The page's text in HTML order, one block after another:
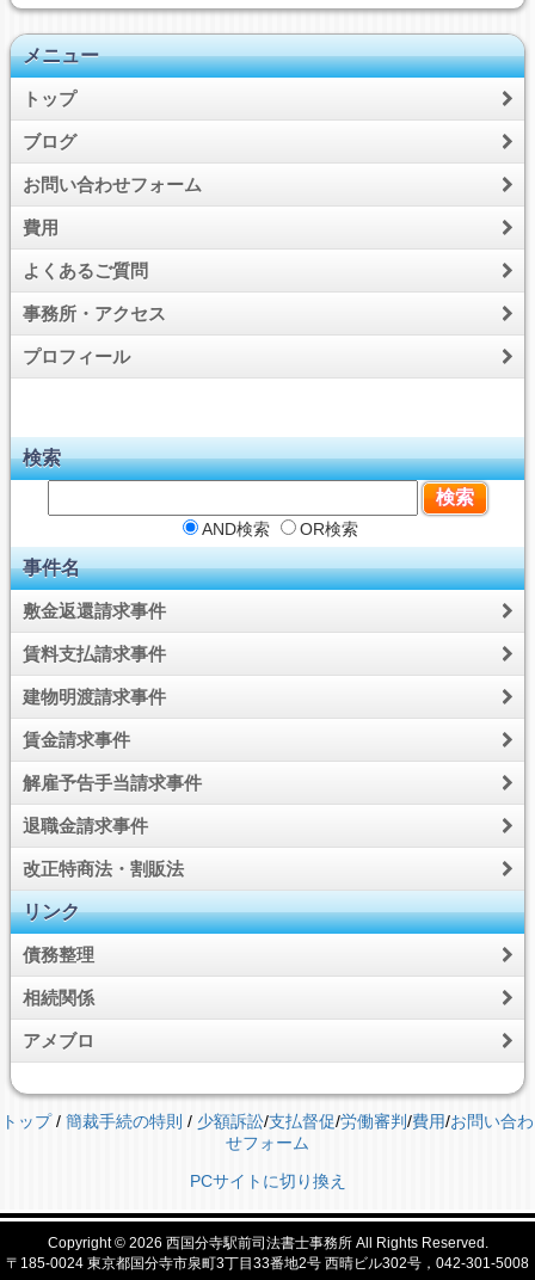
メニュー
トップ
ブログ
お問い合わせフォーム
費用
よくあるご質問
事務所・アクセス
プロフィール
検索
AND検索 OR検索
事件名
敷金返還請求事件
賃料支払請求事件
建物明渡請求事件
賃金請求事件
解雇予告手当請求事件
退職金請求事件
改正特商法・割販法
リンク
債務整理
相続関係
アメブロ
トップ/ 簡裁手続の特則 / 少額訴訟/支払督促/労働審判/費用/お問い合わ
せフォーム
PCサイトに切り換え
Copyright © 2026 西国分寺駅前司法書士事務所All Rights Reserved.
〒185-0024 東京都国分寺市泉町3丁目33番地2号 西晴ビル302号，042-301-5008